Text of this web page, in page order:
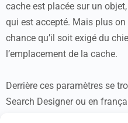
cache est placée sur un
qui est accepté. Mais plus
chance qu’il soit exigé du
l’emplacement de la cache.
Derrière ces paramètres se
Search Designer ou en